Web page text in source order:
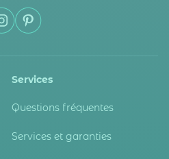
Services
Questions fréquentes
Services et garanties